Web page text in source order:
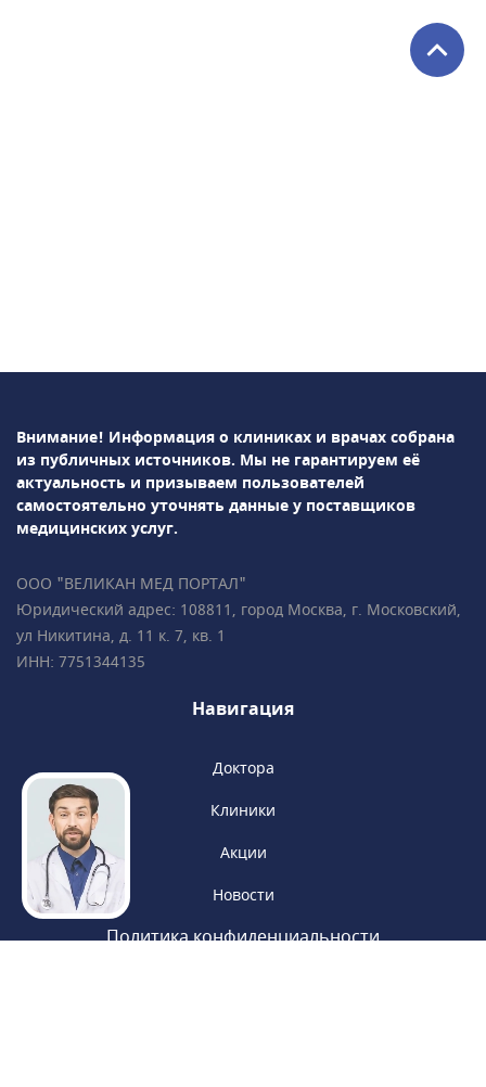
Внимание! Информация о клиниках и врачах собрана
из публичных источников. Мы не гарантируем её
актуальность и призываем пользователей
самостоятельно уточнять данные у поставщиков
медицинских услуг.
ООО "ВЕЛИКАН МЕД ПОРТАЛ"
Юридический адрес: 108811, город Москва, г. Московский,
ул Никитина, д. 11 к. 7, кв. 1
ИНН: 7751344135
Навигация
Доктора
Клиники
Акции
Новости
Политика конфиденциальности